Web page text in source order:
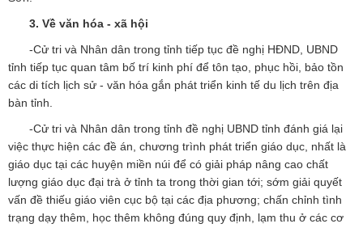
3. Về văn hóa - xã hội
-Cử tri và Nhân dân trong tỉnh tiếp tục đề nghị HĐND, UBND
tỉnh tiếp tục quan tâm bố trí kinh phí để tôn tạo, phục hồi, bảo tồn
các di tích lịch sử - văn hóa gắn phát triển kinh tế du lịch trên địa
bàn tỉnh.
-Cử tri và Nhân dân trong tỉnh đề nghị UBND tỉnh đánh giá lại
việc thực hiện các đề án, chương trình phát triển giáo dục, nhất là
giáo dục tại các huyện miền núi để có giải pháp nâng cao chất
lượng giáo dục đại trà ở tỉnh ta trong thời gian tới; sớm giải quyết
vấn đề thiếu giáo viên cục bộ tại các địa phương; chấn chỉnh tình
trạng dạy thêm, học thêm không đúng quy định, lạm thu ở các cơ